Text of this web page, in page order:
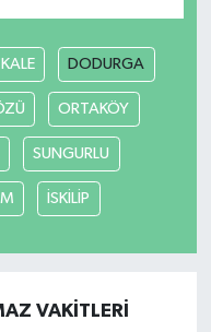
DODURGA
ORTAKÖY
SUNGURLU
İSKİLİP
VAKITLERI